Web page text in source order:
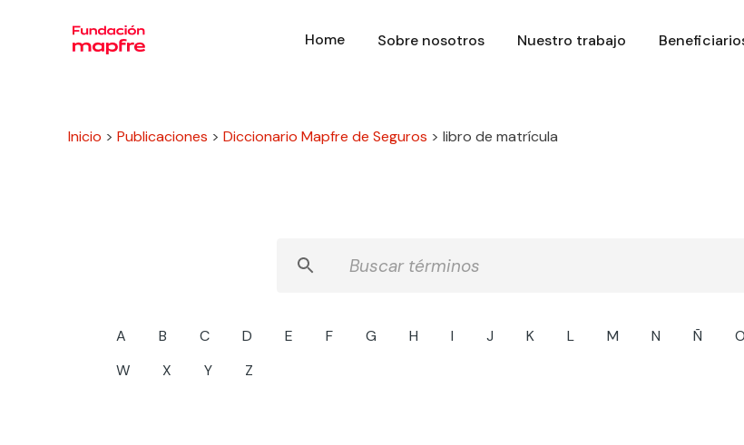
Home Sobre nosotros Nuestro trabajo
Inicio > Publicaciones > Diccionario Mapfre de Seguros > libro de matrícula
A B C D E F G H I J K L M N Ñ O
W
X Y Z